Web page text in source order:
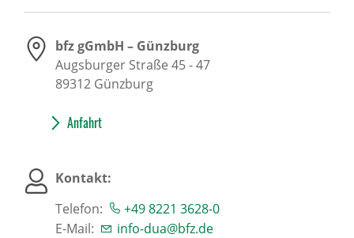
bfz gGmbH – Günzburg
Augsburger Straße 45 - 47
89312 Günzburg
Anfahrt
Kontakt:
Telefon:
+49 8221 3628-0
E-Mail:
info-dua@bfz.de